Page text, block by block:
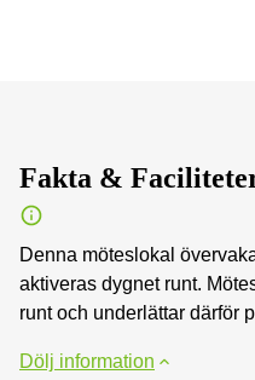
Fakta &
Denna möteslokal
aktiveras dygnet runt.
runt och underlättar därför
Dölj information